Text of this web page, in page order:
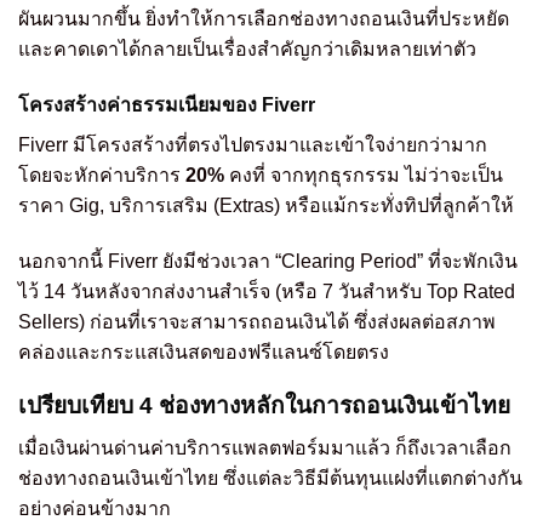
ผันผวนมากขึ้น ยิ่งทำให้การเลือกช่องทางถอนเงินที่ประหยัด
และคาดเดาได้กลายเป็นเรื่องสำคัญกว่าเดิมหลายเท่าตัว
โครงสร้างค่าธรรมเนียมของ Fiverr
Fiverr มีโครงสร้างที่ตรงไปตรงมาและเข้าใจง่ายกว่ามาก
โดยจะหักค่าบริการ 20% คงที่ จากทุกธุรกรรม ไม่ว่าจะเป็น
ราคา Gig, บริการเสริม (Extras) หรือแม้กระทั่งทิปที่ลูกค้าให้
นอกจากนี้ Fiverr ยังมีช่วงเวลา “Clearing Period” ที่จะพักเงิน
ไว้ 14 วันหลังจากส่งงานสำเร็จ (หรือ 7 วันสำหรับ Top Rated
Sellers) ก่อนที่เราจะสามารถถอนเงินได้ ซึ่งส่งผลต่อสภาพ
คล่องและกระแสเงินสดของฟรีแลนซ์โดยตรง
เปรียบเทียบ 4 ช่องทางหลักในการถอนเงินเข้าไทย
เมื่อเงินผ่านด่านค่าบริการแพลตฟอร์มมาแล้ว ก็ถึงเวลาเลือก
ช่องทางถอนเงินเข้าไทย ซึ่งแต่ละวิธีมีต้นทุนแฝงที่แตกต่างกัน
อย่างค่อนข้างมาก